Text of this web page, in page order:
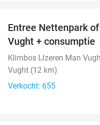
Entree Nettenpark
Vught + consumptie
Klimbos IJzeren Man
Vught (12 km)
Verkocht: 655